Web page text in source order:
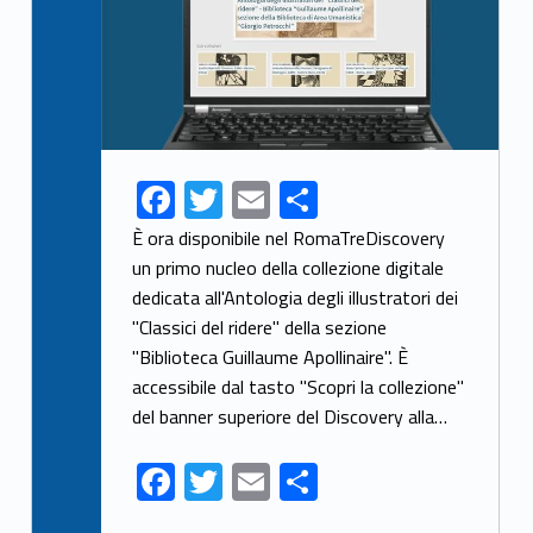
F
ac
e
b
o
o
k
T
w
itt
er
E
m
ai
l
S
h
ar
e
È ora disponibile nel RomaTreDiscovery
un primo nucleo della collezione digitale
dedicata all'Antologia degli illustratori dei
"Classici del ridere" della sezione
"Biblioteca Guillaume Apollinaire". È
accessibile dal tasto "Scopri la collezione"
del banner superiore del Discovery alla…
F
ac
T
w
E
m
S